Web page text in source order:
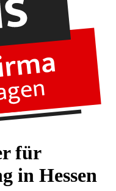
für
in Hessen